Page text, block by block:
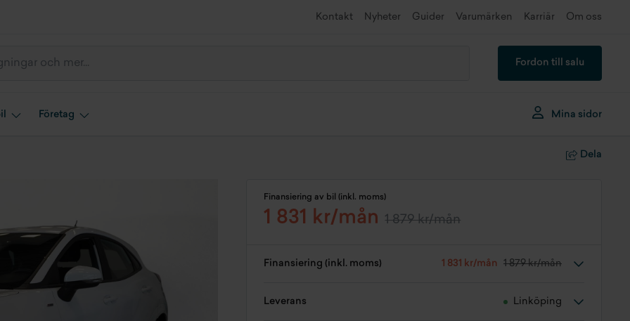
Kontakt Nyheter Guider Varumärken Karriär Om oss
Fordon till salu
Företag Mina sidor
Dela
Finansiering av bil (inkl. moms)
1 831 kr/mån 1 879 kr/mån
Finansiering (inkl. moms) 1 831 kr/mån 1 879 kr/mån
Leverans Linköping